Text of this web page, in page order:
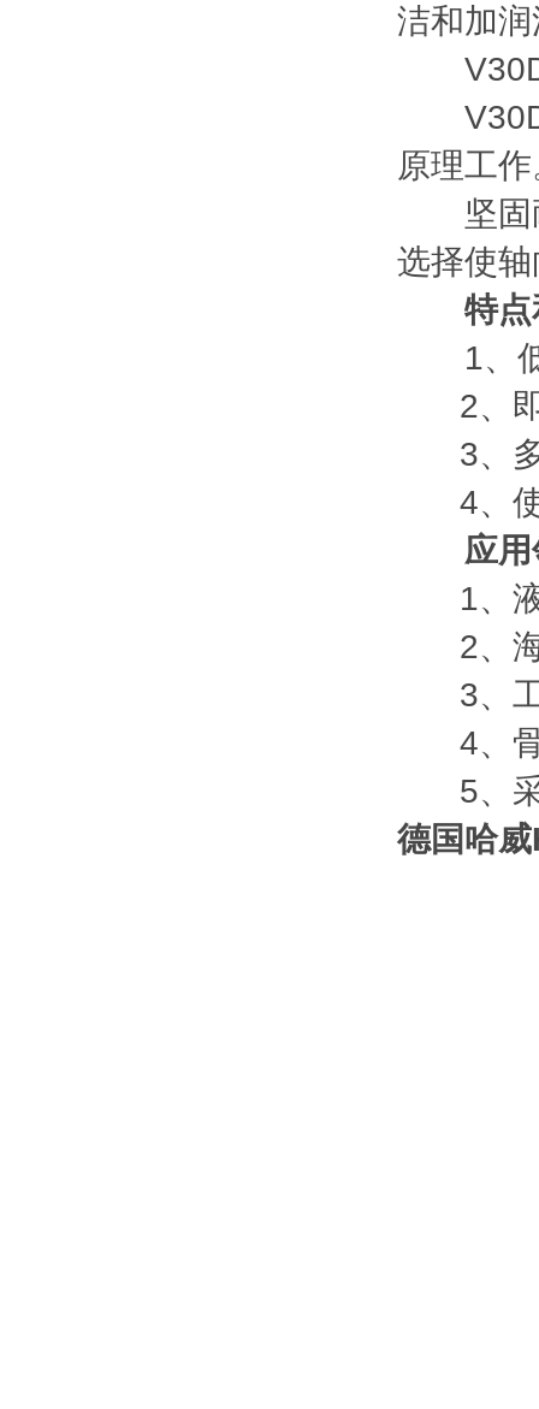
洁和加
V30D
V30D
原理工
坚固耐
选择使
特
1、低
2、即
3、多
4、使
应
1、液
2、海
3、工
4、骨
5、采
德国哈